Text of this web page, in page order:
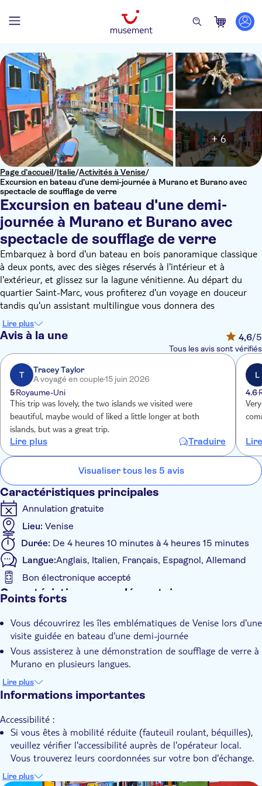
Page d’accueil/Italie/Activités à Venise/
Excursion en bateau d'une demi-journée à Murano et Burano avec
spectacle de soufflage de verre
Excursion en bateau d'une demi-
journée à Murano et Burano avec
spectacle de soufflage de verre
+ 6
Embarquez à bord d'un bateau en bois panoramique classique
à deux ponts, avec des sièges réservés à l'intérieur et à
l'extérieur, et glissez sur la lagune vénitienne. Au départ du
quartier Saint-Marc, vous profiterez d'un voyage en douceur
tandis qu'un assistant multilingue vous donnera des
informations sur la vie et les traditions vénitiennes.
Après environ 30 minutes, vous arriverez à Murano et visiterez
une verrerie pour assister à une démonstration de soufflage de
verre par un maître verrier, expliquée en cinq langues.
Vous continuerez ensuite vers Burano, célèbre pour ses
maisons colorées. Vous disposerez de temps libre sur l'île pour
explorer de manière indépendante, admirer l'artisanat
traditionnel de la dentelle ou goûter aux célèbres biscuits
bussolai de l'île.
Lire plus
Avis à la une 4,6/5
Tous les avis sont vérifiés
T
Tracey Taylor
A voyagé en couple15 juin 2026
5Royaume-Uni
This trip was lovely, the two islands we visited were
beautiful, maybe would of liked a little longer at both
islands, but was a great trip.
Lire plus Traduire
L
4.6
Visualiser tous les 5 avis
Caractéristiques principales
Annulation gratuite
Lieu: Venise
Durée: De 4 heures 10 minutes à 4 heures 15 minutes
Langue:Anglais, Italien, Français, Espagnol, Allemand
Bon électronique accepté
Caractéristiques supplémentaires
Groupe réduit
Bon numérique
Transport inclus
Animaux acceptés
Points forts
Vous découvrirez les îles emblématiques de Venise lors d'une
visite guidée en bateau d'une demi-journée
Vous assisterez à une démonstration de soufflage de verre à
Murano en plusieurs langues.
Vous verrez les maisons colorées de Burano et découvrirez
la vie et les traditions locales.
Lire plus
Informations importantes
Accessibilité :
Si vous êtes à mobilité réduite (fauteuil roulant, béquilles),
veuillez vérifier l'accessibilité auprès de l'opérateur local.
Vous trouverez leurs coordonnées sur votre bon d'échange.
Frais supplémentaires à payer sur place :
Lire plus